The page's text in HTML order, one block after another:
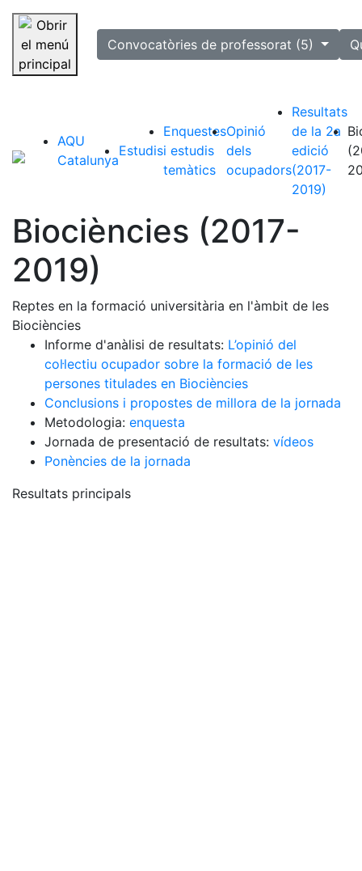
Saltar la navegació
selectedConvocatòries de professorat (5)
AQU
Catalunya
Estudis
Enquestes
i estudis
temàtics
Opinió
dels
ocupadors
Resultats
de la 2a
edició
(2017-
2019)
Biociències (2017-
2019)
Reptes en la formació universitària en l'àmbit de les
Biociències
Informe d'anàlisi de resultats: L’opinió del
col·lectiu ocupador sobre la formació de les
persones titulades en Biociències
Conclusions i propostes de millora de la jornada
Metodologia: enquesta
Jornada de presentació de resultats: vídeos
Ponències de la jornada
Resultats principals